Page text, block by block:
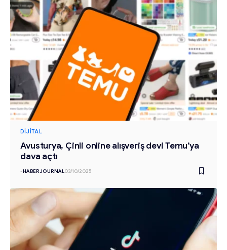
DIJITAL
Avusturya, Çinli online alışveriş devi Temu’ya
dava açtı
-HABERJOURNAL03/10/2025